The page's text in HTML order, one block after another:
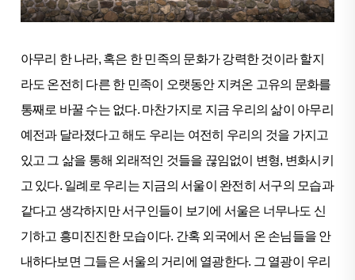
아무리 한 나라, 혹은 한 민족의 문화가 강력한 것이라 할지
라도 온전히 다른 한 민족이 오랫동안 지켜온 고유의 문화를
통째로 바꿀 수는 없다. 마찬가지로 지금 우리의 삶이 아무리
예전과 달라졌다고 해도 우리는 여전히 우리의 것을 가지고
있고 그 삶을 통해 외래적인 것들을 끊임없이 변형, 변화시키
고 있다. 일례로 우리는 지금의 서울이 완전히 서구의 모습과
같다고 생각하지만 서구인들이 보기에 서울은 너무나도 신
기하고 흥미진진한 모습이다. 간혹 외국에서 온 손님들을 안
내하다보면 그들은 서울의 거리에 열광한다. 그 열광이 우리